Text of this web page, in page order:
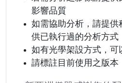
影響品質
如需協助分析，請提供
供已執行過的分析方式
如有光學架設方式，可
請標註目前使用之版本